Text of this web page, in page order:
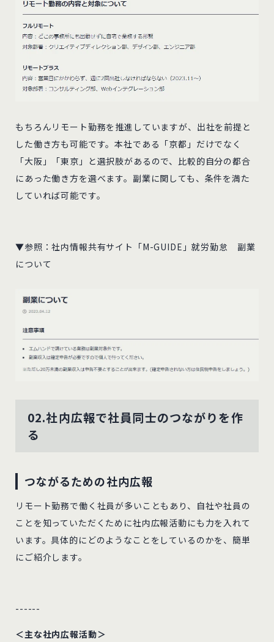
もちろんリモート勤務を推進していますが、出社を前提と
した働き方も可能です。本社である「京都」だけでなく
「大阪」「東京」と選択肢があるので、比較的自分の都合
にあった働き方を選べます。副業に関しても、条件を満た
していれば可能です。
▼参照：社内情報共有サイト「M-GUIDE」就労勤怠 副業
について
02.社内広報で社員同士のつながりを作
る
つながるための社内広報
リモート勤務で働く社員が多いこともあり、自社や社員の
ことを知っていただくために社内広報活動にも力を入れて
います。具体的にどのようなことをしているのかを、簡単
にご紹介します。
------
＜主な社内広報活動＞